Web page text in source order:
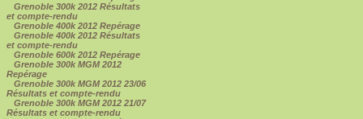
Grenoble 300k 2012 Résultats
et compte-rendu
Grenoble 400k 2012 Repérage
Grenoble 400k 2012 Résultats
et compte-rendu
Grenoble 600k 2012 Repérage
Grenoble 300k MGM 2012
Repérage
Grenoble 300k MGM 2012 23/06
Résultats et compte-rendu
Grenoble 300k MGM 2012 21/07
Résultats et compte-rendu